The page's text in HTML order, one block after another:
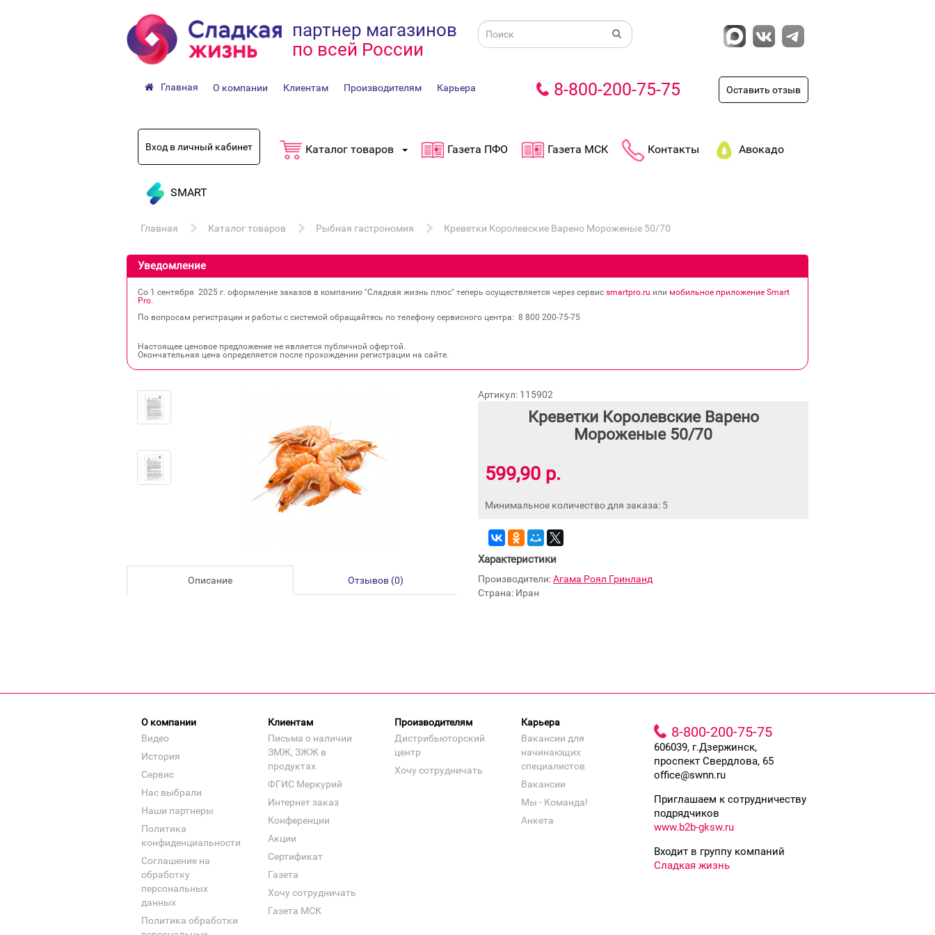
партнер магазинов
по всей России
Главная О компании Клиентам Производителям Карьера 8-800-200-75-75 Оставить отзыв
Вход в личный кабинет Каталог товаров Газета ПФО Газета МСК Контакты Авокадо
SMART
Главная Каталог товаров Рыбная гастрономия Креветки Королевские Варено Мороженые 50/70
Уведомление
Со 1 сентября 2025 г. оформление заказов в компанию "Сладкая жизнь плюс" теперь осуществляется через сервис smartpro.ru или мобильное приложение Smart
Pro.
По вопросам регистрации и работы с системой обращайтесь по телефону сервисного центра: 8 800 200‐75‐75
Настоящее ценовое предложение не является публичной офертой.
Окончательная цена определяется после прохождении регистрации на сайте.
Описание Отзывов (0)
Артикул: 115902
Креветки Королевские Варено
Мороженые 50/70
599,90 р.
Минимальное количество для заказа: 5
Характеристики
Производители:Агама Роял Гринланд
Страна: Иран
О компании
Видео
История
Сервис
Нас выбрали
Наши партнеры
Политика
конфиденциальности
Соглашение на
обработку
персональных
данных
Политика обработки
Клиентам
Письма о наличии
ЗМЖ, ЗЖЖ в
продуктах
ФГИС Меркурий
Интернет заказ
Конференции
Акции
Сертификат
Газета
Хочу сотрудничать
Газета МСК
Производителям
Дистрибьюторский
центр
Хочу сотрудничать
Карьера
Вакансии для
начинающих
специалистов
Вакансии
Мы - Команда!
Анкета
8-800-200-75-75
606039, г.Дзержинск,
проспект Свердлова, 65
office@swnn.ru
Приглашаем к сотрудничеству
подрядчиков
www.b2b-gksw.ru
Входит в группу компаний
Сладкая жизнь